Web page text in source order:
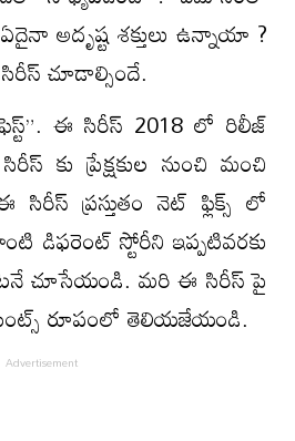
అదృష్ట శక్తులు ఉన్నాయా ?
చూడాల్సిందే.
ఈ సిరీస్ 2018 లో రిలీజ్
కు ప్రేక్షకుల నుంచి మంచి
ప్రస్తుతం నెట్ ఫ్లిక్స్ లో
డిఫరెంట్ స్టోరీని ఇప్పటివరకు
చూసేయండి. మరి ఈ సిరీస్ పై
రూపంలో తెలియజేయండి.